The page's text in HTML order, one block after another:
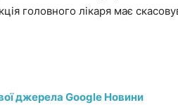
головного лікаря має
джерела Google Новини